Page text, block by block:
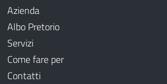
Azienda
Albo Pretorio
Servizi
Come fare per
Contatti